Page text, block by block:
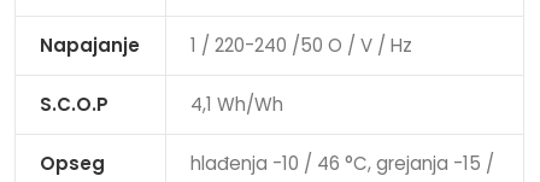
Napajanje 1 / 220-240 /50 O / V / Hz
S.C.O.P 4,1 Wh/Wh
Opseg
hlađenja -10 / 46 °C, grejanja -15 /